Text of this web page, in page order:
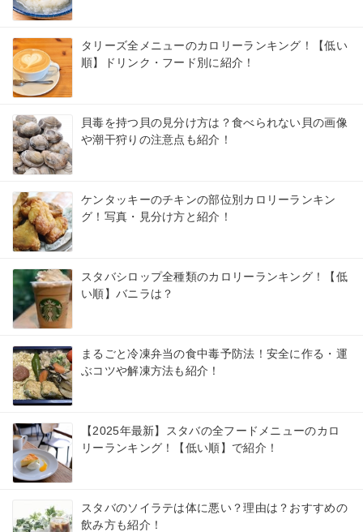
タリーズ全メニューのカロリーランキング！【低い
順】ドリンク・フード別に紹介！
貝毒を持つ貝の見分け方は？食べられない貝の画像
や潮干狩りの注意点も紹介！
ケンタッキーのチキンの部位別カロリーランキン
グ！写真・見分け方と紹介！
スタバシロップ全種類のカロリーランキング！【低
い順】バニラは？
まるごと冷凍弁当の食中毒予防法！安全に作る・運
ぶコツや解凍方法も紹介！
【2025年最新】スタバの全フードメニューのカロ
リーランキング！【低い順】で紹介！
スタバのソイラテは体に悪い？理由は？おすすめの
飲み方も紹介！